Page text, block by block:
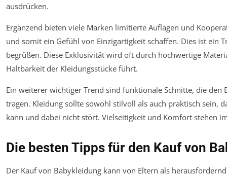
ausdrücken.
Ergänzend bieten viele Marken limitierte Auflagen und
und somit ein Gefühl von Einzigartigkeit schaffen. Dies ist ein
begrüßen. Diese Exklusivität wird oft durch hochwertige
Haltbarkeit der Kleidungsstücke führt.
Ein weiterer wichtiger Trend sind funktionale Schnitte, die den
tragen. Kleidung sollte sowohl stilvoll als auch praktisch sein,
kann und dabei nicht stört. Vielseitigkeit und Komfort stehen
Die besten Tipps für den Kauf von
Der Kauf von Babykleidung kann von Eltern als